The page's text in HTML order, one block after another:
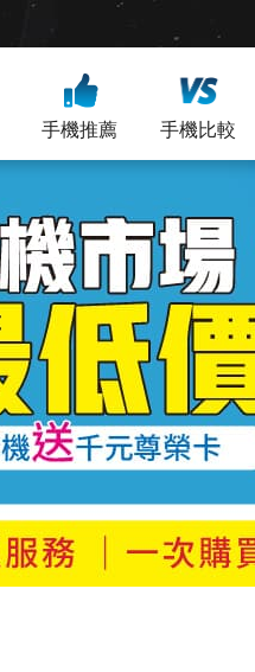
手機推薦 手機比較